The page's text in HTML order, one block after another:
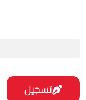
تسجيل